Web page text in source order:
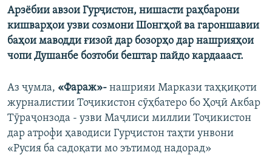
ВАРЗИШ
ОЗОДӢ ОНЛАЙН
ВИДЕО
НИГОРИСТОН
ГУЗОРИШҲОИ РАДИОӢ
РӮЙХАТҲО
КИТОБҲОИ ОЗОДӢ
Русский
ПАЙГИРӢ КУНЕД
Арзёбии авзои Гурҷистон, нишасти раҳбарони
кишварҳои узви созмони Шонгҳой ва гароншавии
баҳои маводди ғизоӣ дар бозорҳо дар нашрияҳои
чопи Душанбе бозтоби бештар пайдо кардаааст.
Аз ҷумла, «Фараж»- нашрияи Маркази таҳқиқоти
журналистии Тоҷикистон сӯҳбатеро бо Ҳоҷӣ Акбар
Тӯраҷонзода - узви Маҷлиси миллии Тоҷикистон
дар атрофи ҳаводиси Гурҷистон таҳти унвони
«Русия ба садоқати мо эътимод надорад»